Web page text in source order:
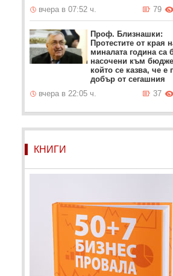
вчера в 07:52 ч.
79
Проф. Близнашки:
Протестите от края
миналата година са
насочени към
който се казва, че е
добър от сегашния
вчера в 22:05 ч.
37
КНИГИ